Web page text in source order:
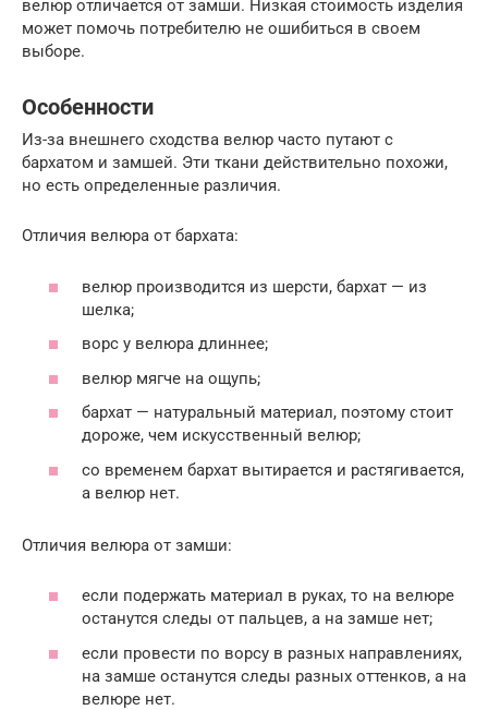
велюр отличается от замши. Низкая стоимость изделия
может помочь потребителю не ошибиться в своем
выборе.
Особенности
Из-за внешнего сходства велюр часто путают с
бархатом и замшей. Эти ткани действительно похожи,
но есть определенные различия.
Отличия велюра от бархата:
велюр производится из шерсти, бархат — из
шелка;
ворс у велюра длиннее;
велюр мягче на ощупь;
бархат — натуральный материал, поэтому стоит
дороже, чем искусственный велюр;
со временем бархат вытирается и растягивается,
а велюр нет.
Отличия велюра от замши:
если подержать материал в руках, то на велюре
останутся следы от пальцев, а на замше нет;
если провести по ворсу в разных направлениях,
на замше останутся следы разных оттенков, а на
велюре нет.